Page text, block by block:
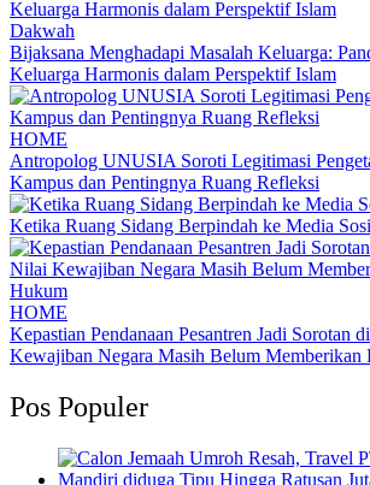
Dakwah
Bijaksana Menghadapi Masalah Keluarga:
Keluarga Harmonis dalam Perspektif Islam
HOME
Antropolog UNUSIA Soroti Legitimasi
Kampus dan Pentingnya Ruang Refleksi
Ketika Ruang Sidang Berpindah ke Media
HOME
Kepastian Pendanaan Pesantren Jadi Sorotan
Kewajiban Negara Masih Belum Memberikan
Pos Populer